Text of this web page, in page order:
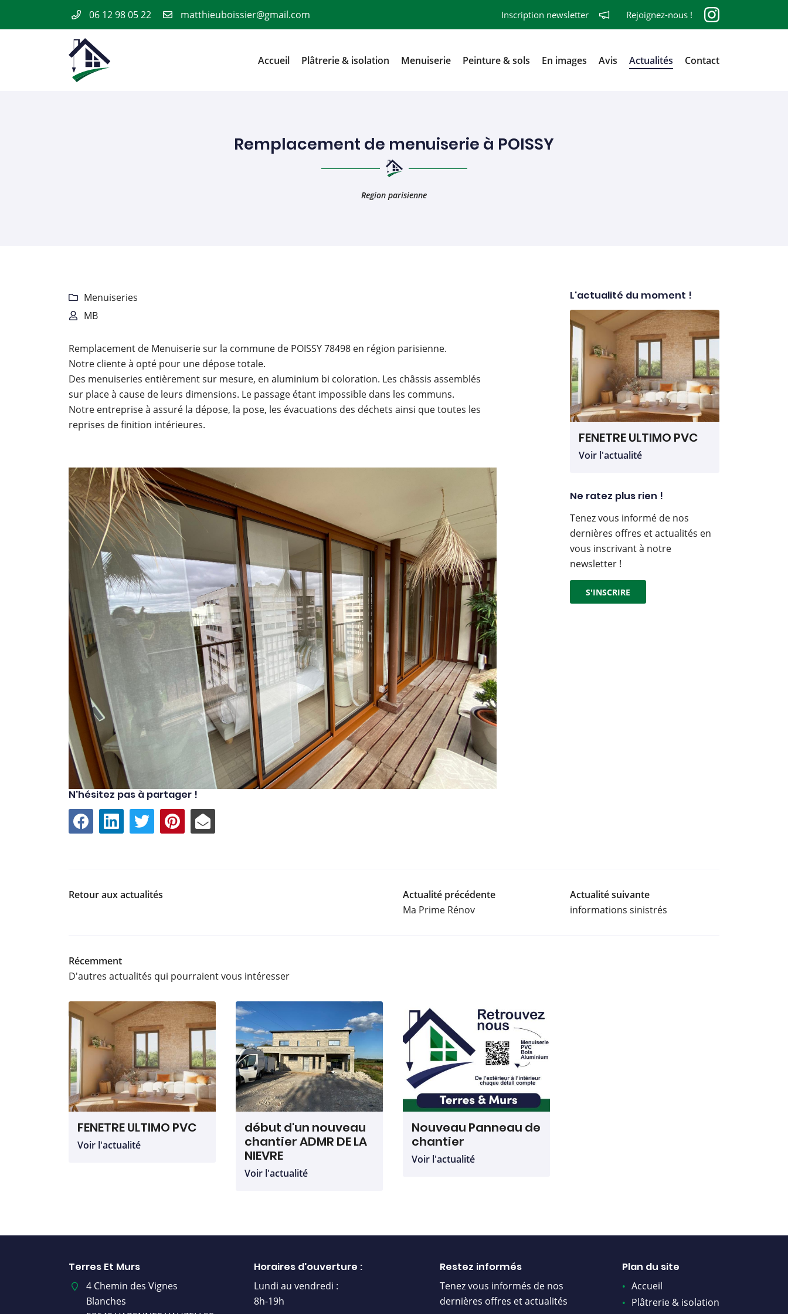
06 12 98 05 22 Inscription newsletter Rejoignez-nous !
Accueil Plâtrerie & isolation Menuiserie Peinture & sols En images Avis Actualités Contact
4 Chemin des Vignes Blanches
58640 VARENNES VAUZELLES
06 12 98 05 22
Remplacement de menuiserie à POISSY
Region parisienne
 Menuiseries
 MB
Remplacement de Menuiserie sur la commune de POISSY 78498 en région parisienne.
Notre cliente à opté pour une dépose totale.
Des menuiseries entièrement sur mesure, en aluminium bi coloration. Les châssis assemblés
sur place à cause de leurs dimensions. Le passage étant impossible dans les communs.
Notre entreprise à assuré la dépose, la pose, les évacuations des déchets ainsi que toutes les
reprises de finition intérieures.
N'hésitez pas à partager !
L'actualité du moment !
FENETRE ULTIMO PVC
Voir l'actualité
Ne ratez plus rien !
Tenez vous informé de nos
dernières offres et actualités en
vous inscrivant à notre
newsletter !
S'INSCRIRE
Retour aux actualités
Actualité précédente
Ma Prime Rénov
Actualité suivante
informations sinistrés
Récemment
D'autres actualités qui pourraient vous intéresser
FENETRE ULTIMO PVC
Voir l'actualité
début d'un nouveau
chantier ADMR DE LA
NIEVRE
Voir l'actualité
Nouveau Panneau de
chantier
Voir l'actualité
Terres Et Murs
4 Chemin des Vignes
Blanches
Horaires d'ouverture :
Lundi au vendredi :
8h-19h
Restez informés
Tenez vous informés de nos
dernières offres et actualités
Plan du site
Accueil
Plâtrerie & isolation